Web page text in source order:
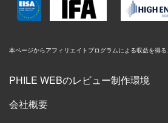
本ページからアフィリエイトプログラムによる収益を得
PHILE WEBのレビュー制作環境
会社概要